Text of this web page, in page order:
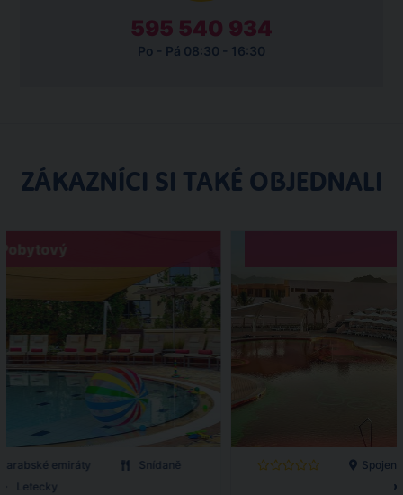
595 540 934
Po - Pá 08:30 - 16:30
ZÁKAZNÍCI SI TAKÉ OBJEDNALI
arabské emiráty
Snídaně
Letecky